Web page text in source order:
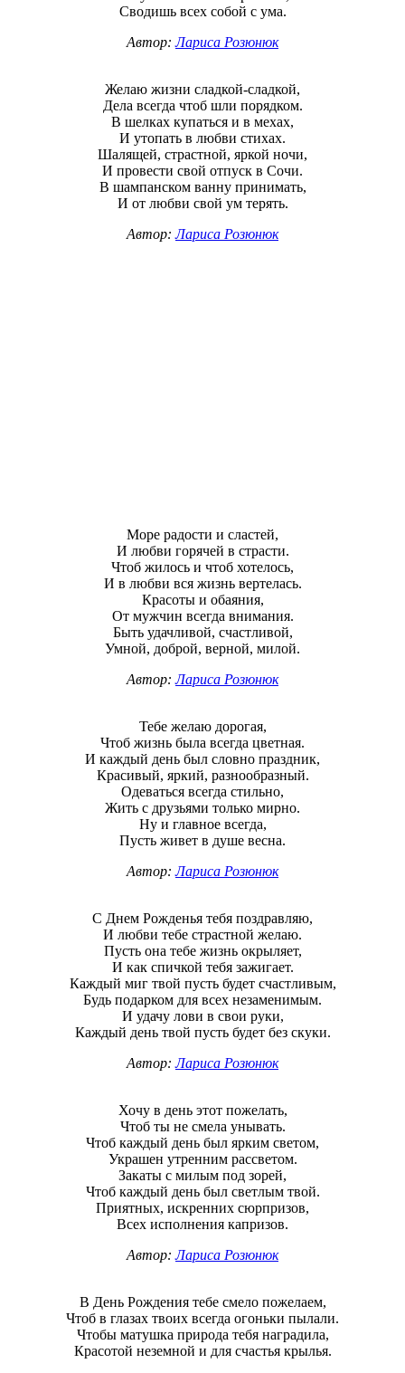
Сводишь всех собой с ума.
Автор:Лариса Розюнюк
Желаю жизни сладкой-сладкой,
Дела всегда чтоб шли порядком.
В шелках купаться и в мехах,
И утопать в любви стихах.
Шалящей, страстной, яркой ночи,
И провести свой отпуск в Сочи.
В шампанском ванну принимать,
И от любви свой ум терять.
Автор:Лариса Розюнюк
Море радости и сластей,
И любви горячей в страсти.
Чтоб жилось и чтоб хотелось,
И в любви вся жизнь вертелась.
Красоты и обаяния,
От мужчин всегда внимания.
Быть удачливой, счастливой,
Умной, доброй, верной, милой.
Автор:Лариса Розюнюк
Тебе желаю дорогая,
Чтоб жизнь была всегда цветная.
И каждый день был словно праздник,
Красивый, яркий, разнообразный.
Одеваться всегда стильно,
Жить с друзьями только мирно.
Ну и главное всегда,
Пусть живет в душе весна.
Автор:Лариса Розюнюк
С Днем Рожденья тебя поздравляю,
И любви тебе страстной желаю.
Пусть она тебе жизнь окрыляет,
И как спичкой тебя зажигает.
Каждый миг твой пусть будет счастливым,
Будь подарком для всех незаменимым.
И удачу лови в свои руки,
Каждый день твой пусть будет без скуки.
Автор:Лариса Розюнюк
Хочу в день этот пожелать,
Чтоб ты не смела унывать.
Чтоб каждый день был ярким светом,
Украшен утренним рассветом.
Закаты с милым под зорей,
Чтоб каждый день был светлым твой.
Приятных, искренних сюрпризов,
Всех исполнения капризов.
Автор:Лариса Розюнюк
В День Рождения тебе смело пожелаем,
Чтоб в глазах твоих всегда огоньки пылали.
Чтобы матушка природа тебя наградила,
Красотой неземной и для счастья крылья.